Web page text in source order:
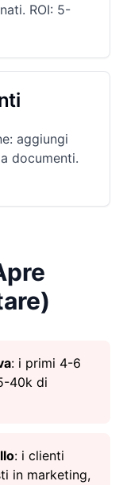
ROI: 5-
aggiungi
documenti.
: i primi 4-6
40k di
: i clienti
in marketing,